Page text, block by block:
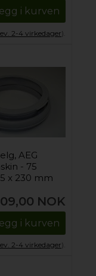
i kurven
2-4 virkedager).
AEG
- 75
x 230 mm
NOK
i kurven
2-4 virkedager).